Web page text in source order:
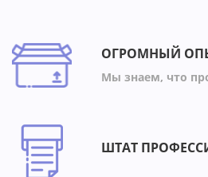
ОГРОМНЫЙ
Мы знаем, что
ШТАТ